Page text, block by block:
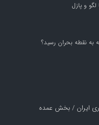
و پازل
به نقطه بحران رسید؟
ایران / بخش عمده